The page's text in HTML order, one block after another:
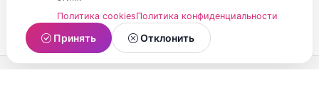
Политика cookiesПолитика конфиденциальности
Принять Отклонить